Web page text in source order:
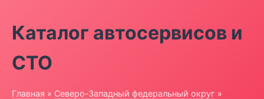
Каталог автосервисов и
СТО
Главная » Северо-Западный федеральный округ »